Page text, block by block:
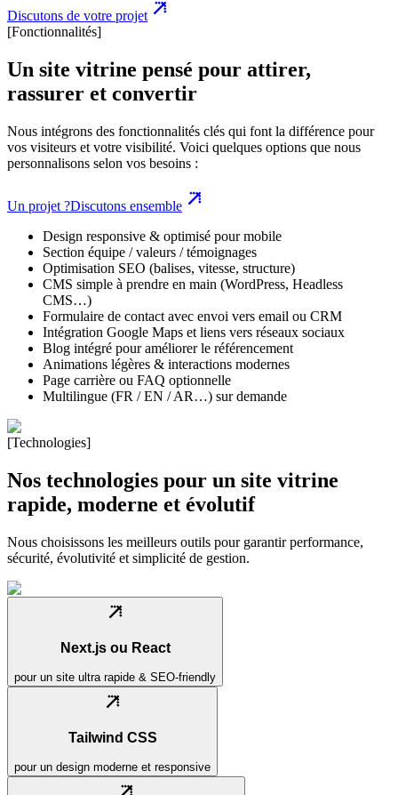
Discutons de votre projet
[Fonctionnalités]
Un site vitrine pensé pour attirer,
rassurer et convertir
Nous intégrons des fonctionnalités clés qui font la différence pour
vos visiteurs et votre visibilité. Voici quelques options que nous
personnalisons selon vos besoins :
Un projet ?Discutons ensemble
Design responsive & optimisé pour mobile
Section équipe / valeurs / témoignages
Optimisation SEO (balises, vitesse, structure)
CMS simple à prendre en main (WordPress, Headless
CMS…)
Formulaire de contact avec envoi vers email ou CRM
Intégration Google Maps et liens vers réseaux sociaux
Blog intégré pour améliorer le référencement
Animations légères & interactions modernes
Page carrière ou FAQ optionnelle
Multilingue (FR / EN / AR…) sur demande
[Technologies]
Nos technologies pour un site vitrine
rapide, moderne et évolutif
Nous choisissons les meilleurs outils pour garantir performance,
sécurité, évolutivité et simplicité de gestion.
Next.js ou React
pour un site ultra rapide & SEO-friendly
Tailwind CSS
pour un design moderne et responsive